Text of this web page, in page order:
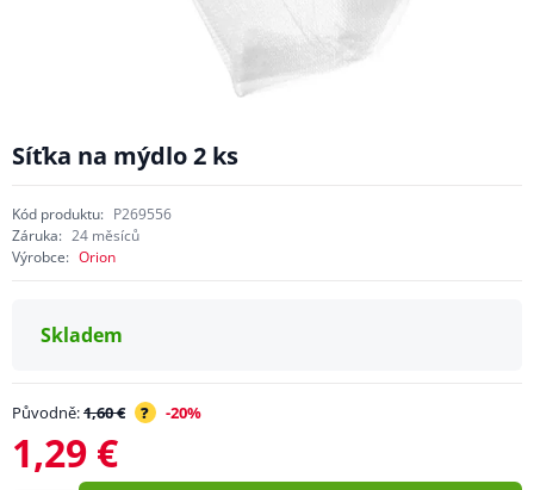
Síťka na mýdlo 2 ks
Kód produktu: P269556
Záruka: 24 měsíců
Výrobce: Orion
Skladem
Původně:1,60 € ? -20%
1,29 €